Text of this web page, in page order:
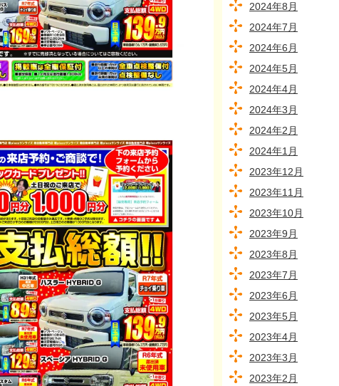
2024年8月
2024年7月
2024年6月
2024年5月
2024年4月
2024年3月
2024年2月
2024年1月
2023年12月
2023年11月
2023年10月
2023年9月
2023年8月
2023年7月
2023年6月
2023年5月
2023年4月
2023年3月
2023年2月